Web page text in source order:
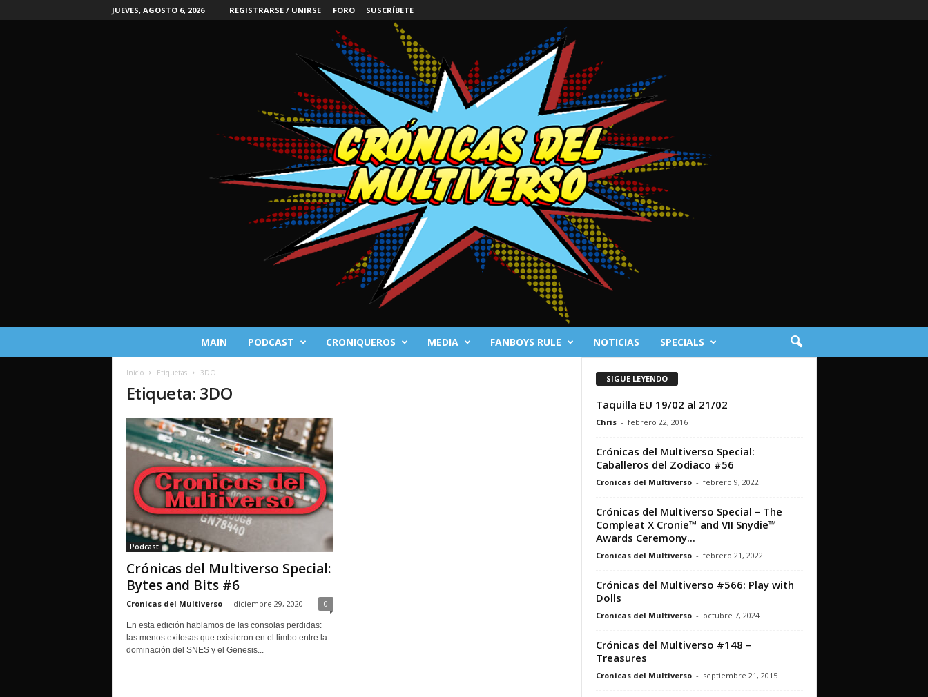
JUEVES, AGOSTO 6, 2026 REGISTRARSE / UNIRSE FORO SUSCRÍBETE
MAIN PODCAST CRONIQUEROS MEDIA FANBOYS RULE NOTICIAS SPECIALS
Inicio Etiquetas 3DO
Etiqueta: 3DO
Podcast
Crónicas del Multiverso Special:
Bytes and Bits #6
Cronicas del Multiverso - diciembre 29, 2020 0
En esta edición hablamos de las consolas perdidas:
las menos exitosas que existieron en el limbo entre la
dominación del SNES y el Genesis...
SIGUE LEYENDO
Taquilla EU 19/02 al 21/02
Chris - febrero 22, 2016
Crónicas del Multiverso Special:
Caballeros del Zodiaco #56
Cronicas del Multiverso - febrero 9, 2022
Crónicas del Multiverso Special – The
Compleat X Cronie™ and VII Snydie™
Awards Ceremony...
Cronicas del Multiverso - febrero 21, 2022
Crónicas del Multiverso #566: Play with
Dolls
Cronicas del Multiverso - octubre 7, 2024
Crónicas del Multiverso #148 –
Treasures
Cronicas del Multiverso - septiembre 21, 2015